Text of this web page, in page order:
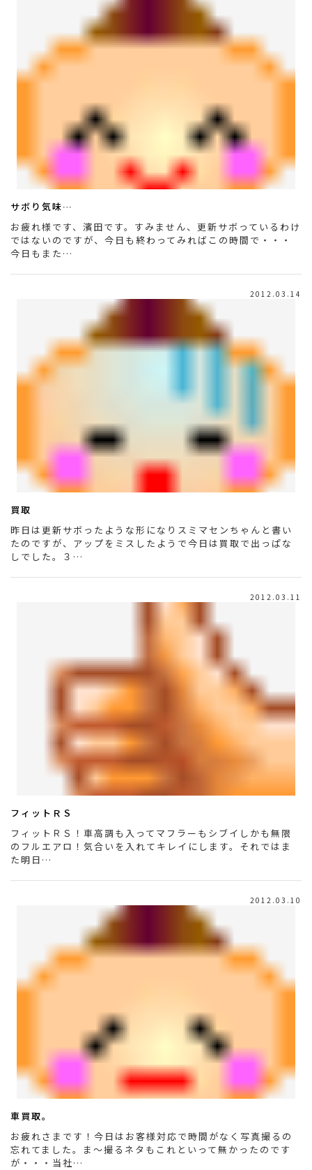
サボり気味…
お疲れ様です、濱田です。すみません、更新サボっているわけ
ではないのですが、今日も終わってみればこの時間で・・・
今日もまた…
2012.03.14
買取
昨日は更新サボったような形になりスミマセンちゃんと書い
たのですが、アップをミスしたようで今日は買取で出っぱな
しでした。３…
2012.03.11
フィットＲＳ
フィットＲＳ！車高調も入ってマフラーもシブイしかも無限
のフルエアロ！気合いを入れてキレイにします。それではま
た明日…
2012.03.10
車買取。
お疲れさまです！今日はお客様対応で時間がなく写真撮るの
忘れてました。ま～撮るネタもこれといって無かったのです
が・・・当社…